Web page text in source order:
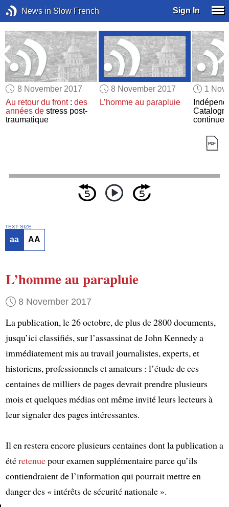
News in Slow French Sign In
8 November 2017
Au retour du front:des
années de stress post-
traumatique
8 November 2017
L’homme au parapluie
1
continue
TEXT SIZE
aa AA
L’homme au parapluie
8 November 2017
La publication, le 26 octobre, de plus de 2800 documents,
jusqu’ici classifiés, sur l’assassinat de John Kennedy a
immédiatement mis au travail journalistes, experts, et
historiens, professionnels et amateurs : l’étude de ces
centaines de milliers de pages devrait prendre plusieurs
mois et quelques médias ont même invité leurs lecteurs à
leur signaler des pages intéressantes.
Il en restera encore plusieurs centaines dont la publication a
étéretenuepour examen supplémentaire parce qu’ils
contiendraient de l’information qui pourrait mettre en
danger des « intérêts de sécurité nationale ».